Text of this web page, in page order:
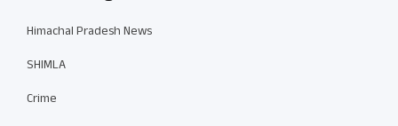
Himachal Pradesh News
SHIMLA
Crime